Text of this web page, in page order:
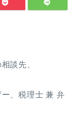
談先、
、税理士 兼 弁